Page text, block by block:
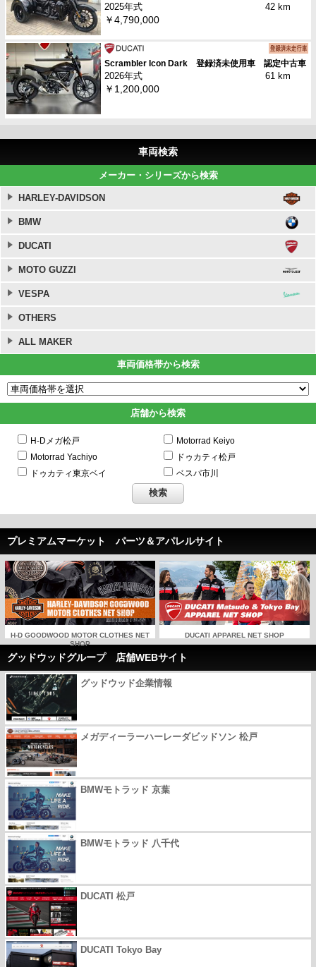
2025年式 42 km
￥4,790,000
Scrambler Icon Dark 登録済未使用車 認定中古車
2026年式 61 km
￥1,200,000
車両検索
メーカー・シリーズから検索
HARLEY-DAVIDSON
BMW
DUCATI
MOTO GUZZI
VESPA
OTHERS
ALL MAKER
車両価格帯から検索
店舗から検索
H-Dメガ松戸
Motorrad Keiyo
Motorrad Yachiyo
ドゥカティ松戸
ドゥカティ東京ベイ
ベスパ市川
プレミアムマーケット パーツ＆アパレルサイト
H-D GOODWOOD MOTOR CLOTHES NET
SHOP
DUCATI APPAREL NET SHOP
グッドウッドグループ 店舗WEBサイト
グッドウッド企業情報
メガディーラーハーレーダビッドソン 松戸
BMWモトラッド 京葉
BMWモトラッド 八千代
DUCATI 松戸
DUCATI Tokyo Bay